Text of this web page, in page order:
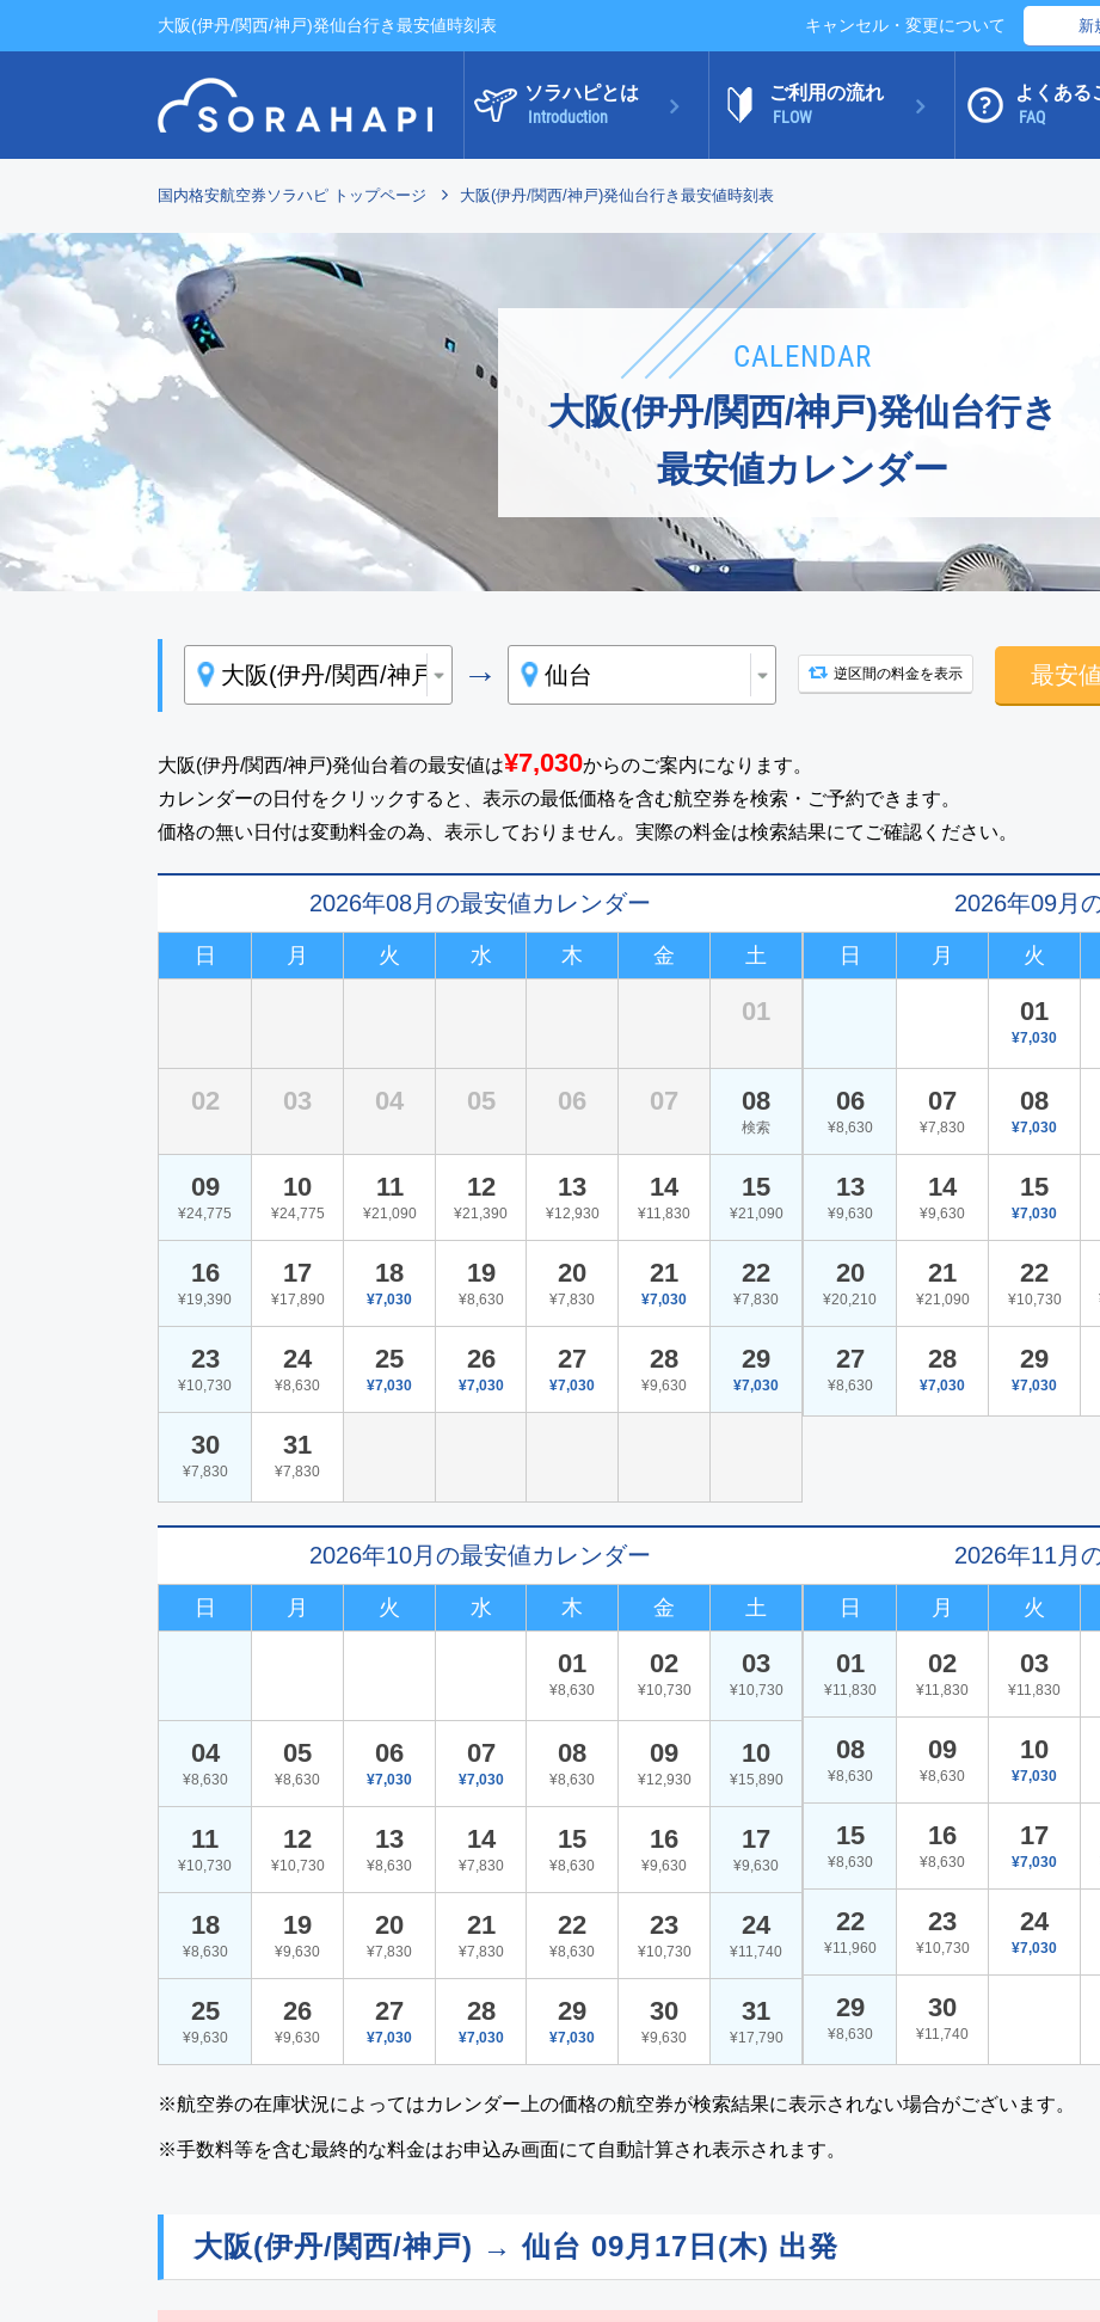
大阪(伊丹/関西/神戸)発仙台行き最安値時刻表 キャンセル・変更について 新
ソラハピとは
Introduction
ご利用の流れ
FLOW
よくある
FAQ
国内格安航空券ソラハピ トップページ 大阪(伊丹/関西/神戸)発仙台行き最安値時刻表
CALENDAR
大阪(伊丹/関西/神戸)発仙台行き
最安値カレンダー
→ 逆区間の料金を表示 最安
大阪(伊丹/関西/神戸)発仙台着の最安値は¥7,030からのご案内になります。
カレンダーの日付をクリックすると、表示の最低価格を含む航空券を検索・ご予約できます。
価格の無い日付は変動料金の為、表示しておりません。実際の料金は検索結果にてご確認ください。
2026年08月の最安値カレンダー
日 月 火 水 木 金 土
01
02 03 04 05 06 07 08
検索
09
¥24,775
10
¥24,775
11
¥21,090
12
¥21,390
13
¥12,930
14
¥11,830
15
¥21,090
16
¥19,390
17
¥17,890
18
¥7,030
19
¥8,630
20
¥7,830
21
¥7,030
22
¥7,830
23
¥10,730
24
¥8,630
25
¥7,030
26
¥7,030
27
¥7,030
28
¥9,630
29
¥7,030
30
¥7,830
31
¥7,830
2026年09月
日 月 火
01
¥7,030
06
¥8,630
07
¥7,830
08
¥7,030
13
¥9,630
14
¥9,630
15
¥7,030
20
¥20,210
21
¥21,090
22
¥10,730
27
¥8,630
28
¥7,030
29
¥7,030
2026年10月の最安値カレンダー
日 月 火 水 木 金 土
01
¥8,630
02
¥10,730
03
¥10,730
04
¥8,630
05
¥8,630
06
¥7,030
07
¥7,030
08
¥8,630
09
¥12,930
10
¥15,890
11
¥10,730
12
¥10,730
13
¥8,630
14
¥7,830
15
¥8,630
16
¥9,630
17
¥9,630
18
¥8,630
19
¥9,630
20
¥7,830
21
¥7,830
22
¥8,630
23
¥10,730
24
¥11,740
25
¥9,630
26
¥9,630
27
¥7,030
28
¥7,030
29
¥7,030
30
¥9,630
31
¥17,790
2026年11月
日 月 火
01
¥11,830
02
¥11,830
03
¥11,830
08
¥8,630
09
¥8,630
10
¥7,030
15
¥8,630
16
¥8,630
17
¥7,030
22
¥11,960
23
¥10,730
24
¥7,030
29
¥8,630
30
¥11,740
※航空券の在庫状況によってはカレンダー上の価格の航空券が検索結果に表示されない場合がございます。
※手数料等を含む最終的な料金はお申込み画面にて自動計算され表示されます。
大阪(伊丹/関西/神戸) → 仙台 09月17日(木) 出発